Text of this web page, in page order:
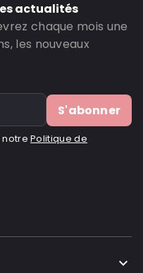
actualités
chaque mois une
les nouveaux
S'abonner
notrePolitique de